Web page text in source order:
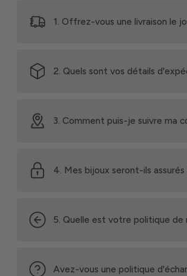
1. Offrez-vous une livraison le
2. Quels sont vos détails
3. Comment puis-je suivre ma
4. Mes bijoux seront-ils assurés
5. Quelle est votre politique de
Avez-vous une politique